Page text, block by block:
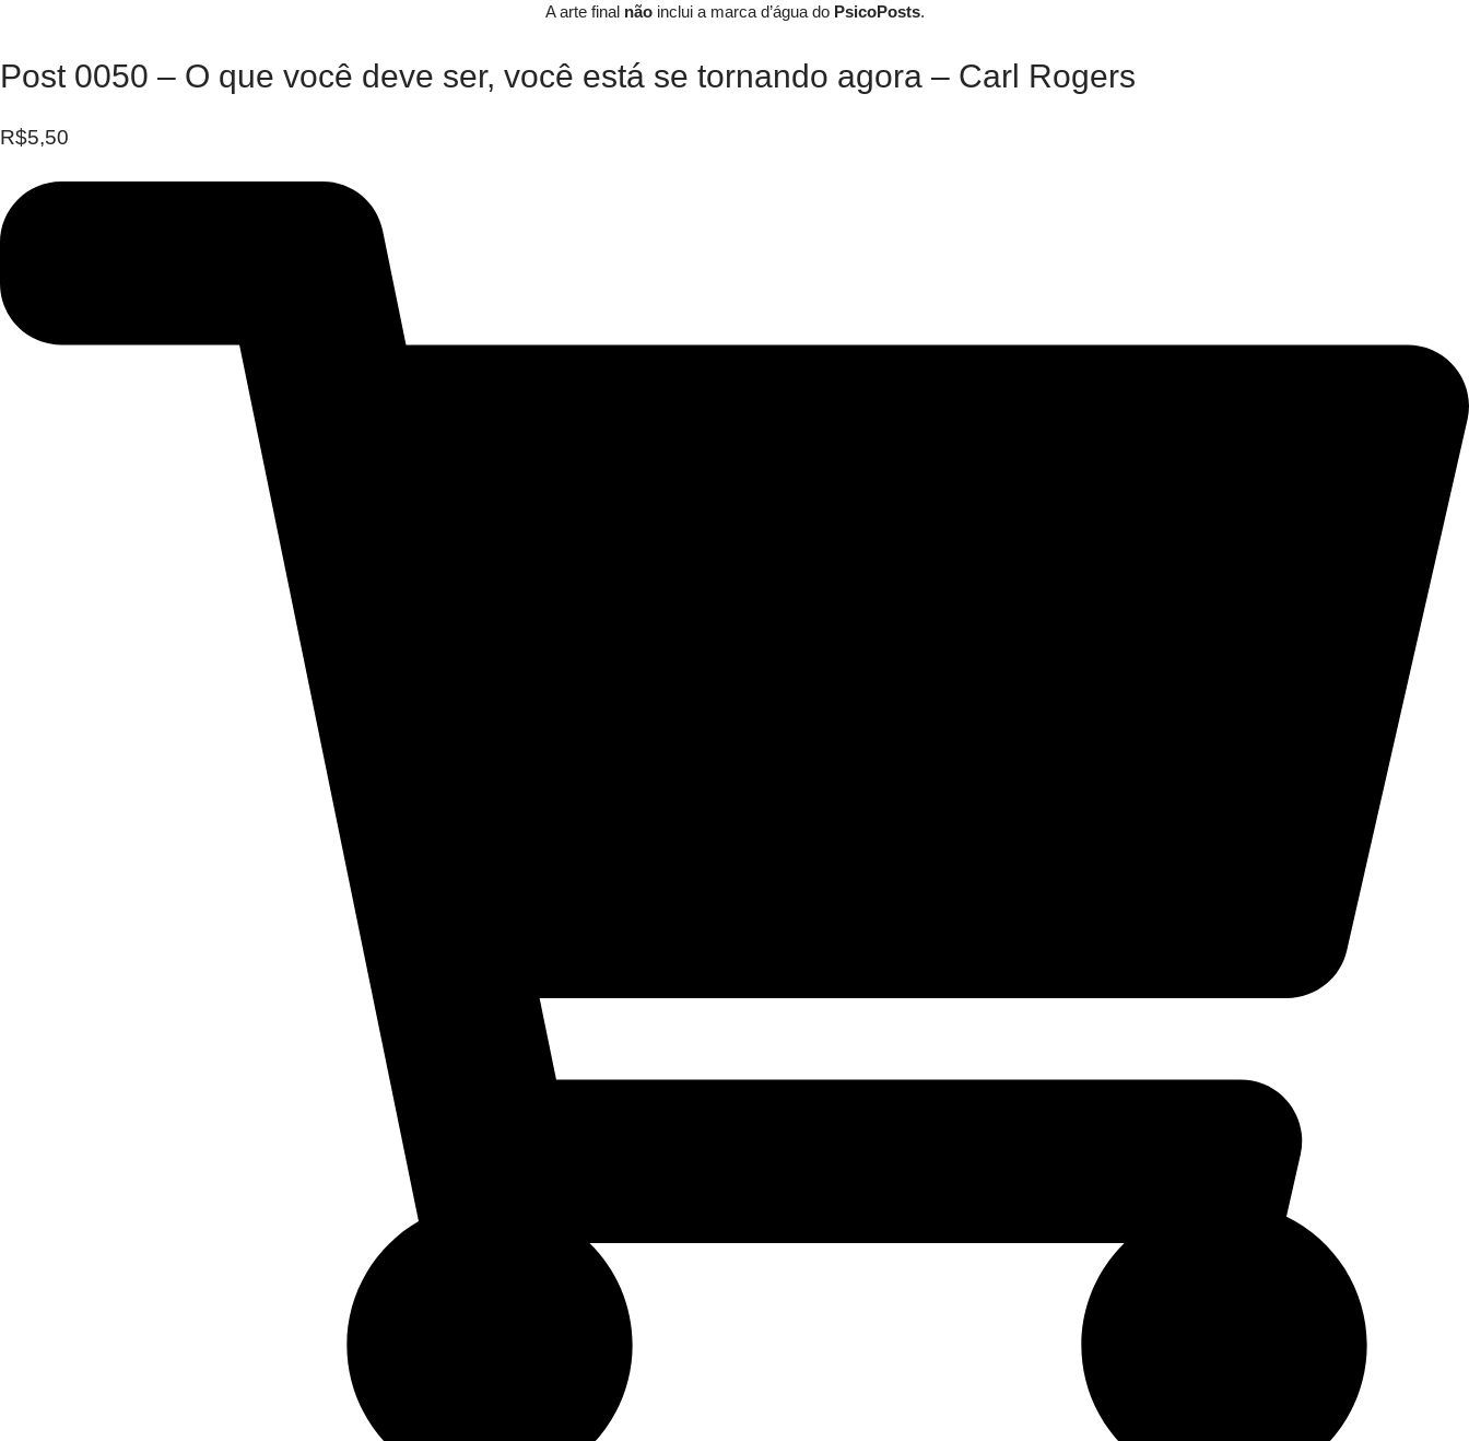
A arte final não inclui a marca d’água do PsicoPosts.
Post 0050 – O que você deve ser, você está se tornando agora – Carl Rogers
R$5,50